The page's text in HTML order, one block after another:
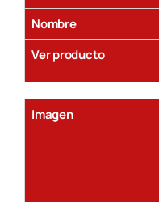
Nombre
Ver producto
Imagen